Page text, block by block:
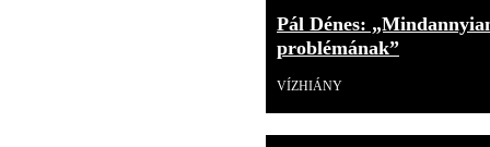
Pál Dénes:
problémának”
VÍZHIÁNY